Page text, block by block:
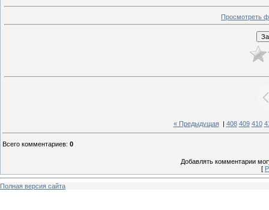
Просмотреть
« Предыдущая| 408 409 410
Всего комментариев: 0
Добавлять комментарии
[
Полная версия сайта